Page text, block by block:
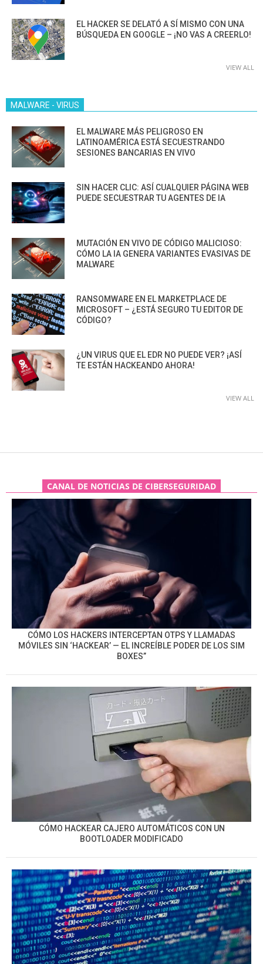
EL HACKER SE DELATÓ A SÍ MISMO CON UNA
BÚSQUEDA EN GOOGLE – ¡NO VAS A CREERLO!
VIEW ALL
MALWARE - VIRUS
EL MALWARE MÁS PELIGROSO EN
LATINOAMÉRICA ESTÁ SECUESTRANDO
SESIONES BANCARIAS EN VIVO
SIN HACER CLIC: ASÍ CUALQUIER PÁGINA WEB
PUEDE SECUESTRAR TU AGENTES DE IA
MUTACIÓN EN VIVO DE CÓDIGO MALICIOSO:
CÓMO LA IA GENERA VARIANTES EVASIVAS DE
MALWARE
RANSOMWARE EN EL MARKETPLACE DE
MICROSOFT – ¿ESTÁ SEGURO TU EDITOR DE
CÓDIGO?
¿UN VIRUS QUE EL EDR NO PUEDE VER? ¡ASÍ
TE ESTÁN HACKEANDO AHORA!
VIEW ALL
CANAL DE NOTICIAS DE CIBERSEGURIDAD
CÓMO LOS HACKERS INTERCEPTAN OTPS Y LLAMADAS
MÓVILES SIN ‘HACKEAR’ — EL INCREÍBLE PODER DE LOS SIM
BOXES”
CÓMO HACKEAR CAJERO AUTOMÁTICOS CON UN
BOOTLOADER MODIFICADO